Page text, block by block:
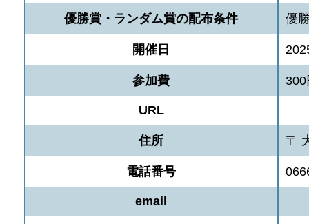
優勝賞・ランダム賞の配布条件 優
開催日
参加費 300
URL
住所 〒
電話番号
email